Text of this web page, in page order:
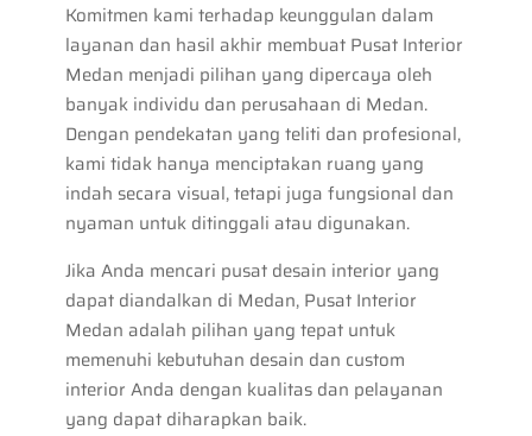
Komitmen kami terhadap keunggulan dalam
layanan dan hasil akhir membuat Pusat Interior
Medan menjadi pilihan yang dipercaya oleh
banyak individu dan perusahaan di Medan.
Dengan pendekatan yang teliti dan profesional,
kami tidak hanya menciptakan ruang yang
indah secara visual, tetapi juga fungsional dan
nyaman untuk ditinggali atau digunakan.
Jika Anda mencari pusat desain interior yang
dapat diandalkan di Medan, Pusat Interior
Medan adalah pilihan yang tepat untuk
memenuhi kebutuhan desain dan custom
interior Anda dengan kualitas dan pelayanan
yang dapat diharapkan baik.